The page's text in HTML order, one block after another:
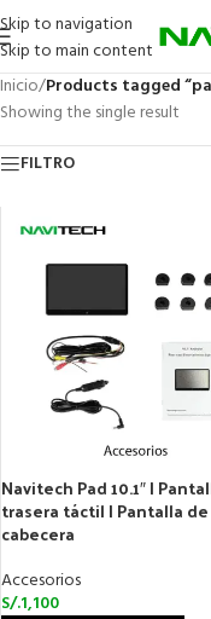
Skip to navigation
Skip to main content
Inicio/Products tagged
Showing the single result
FILTRO
Navitech Pad 10.1″ |
trasera táctil | Pantalla de
cabecera
Accesorios
S/.1,100